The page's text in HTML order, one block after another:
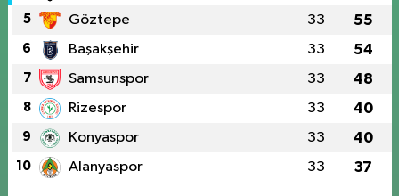
5 Göztepe 33 55
6 Başakşehir 33 54
7 Samsunspor 33 48
8 Rizespor 33 40
9 Konyaspor 33 40
10 Alanyaspor 33 37